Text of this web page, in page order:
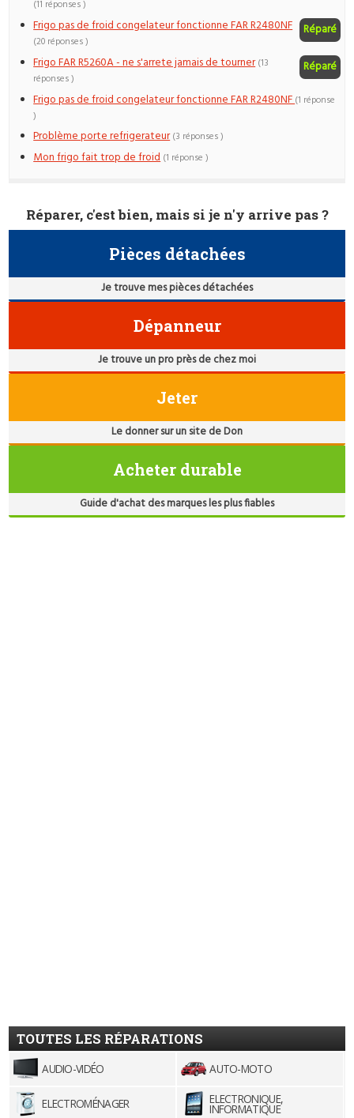
(11 réponses )
Frigo pas de froid congelateur fonctionne FAR R2480NF Réparé
(20 réponses )
Frigo FAR R5260A - ne s'arrete jamais de tourner Réparé
(13
réponses )
Frigo pas de froid congelateur fonctionne FAR R2480NF(1 réponse
)
Problème porte refrigerateur (3 réponses )
Mon frigo fait trop de froid (1 réponse )
Réparer, c'est bien, mais si je n'y arrive pas ?
Pièces détachées
Je trouve mes pièces détachées
Dépanneur
Je trouve un pro près de chez moi
Jeter
Le donner sur un site de Don
Acheter durable
Guide d'achat des marques les plus fiables
TOUTES LES RÉPARATIONS
AUDIO-VIDÉO AUTO-MOTO
ELECTROMÉNAGER ELECTRONIQUE,
INFORMATIQUE